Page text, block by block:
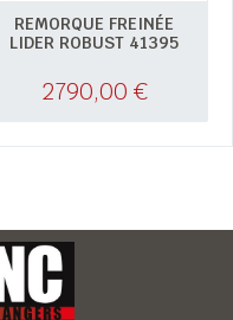
REMORQUE FREINÉE
LIDER ROBUST 41395
2790,00 €